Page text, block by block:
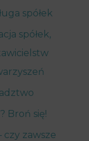
spółek
spółek,
Broń się!
czy zawsze